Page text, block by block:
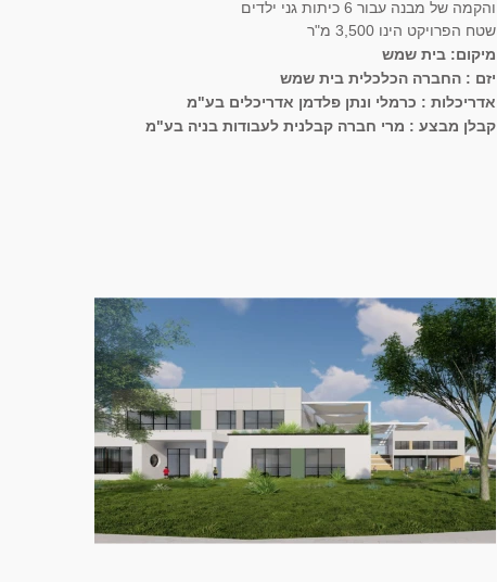
והקמה של מבנה עבור 6 כיתות גני ילדים
שטח הפרויקט הינו 3,500 מ"ר
מיקום: בית שמש
יזם : החברה הכלכלית בית שמש
אדריכלות : כרמלי ונתן פלדמן אדריכלים בע"מ
קבלן מבצע : מרי חברה קבלנית לעבודות בניה בע"מ